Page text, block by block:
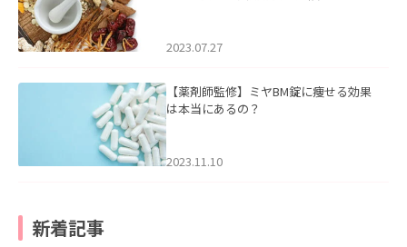
2023.07.27
【薬剤師監修】ミヤBM錠に痩せる効果
は本当にあるの？
2023.11.10
新着記事